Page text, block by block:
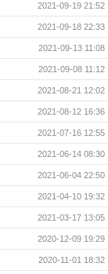
2021-09-19 21:52
2021-09-18 22:33
2021-09-13 11:08
2021-09-08 11:12
2021-08-21 12:02
2021-08-12 16:36
2021-07-16 12:55
2021-06-14 08:30
2021-06-04 22:50
2021-04-10 19:32
2021-03-17 13:05
2020-12-09 19:29
2020-11-01 18:32